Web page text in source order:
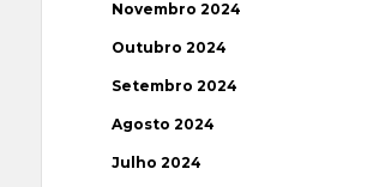
Novembro 2024
Outubro 2024
Setembro 2024
Agosto 2024
Julho 2024